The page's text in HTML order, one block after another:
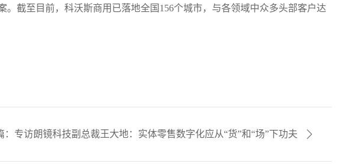
截至目前，科沃斯商用已落地全国156个城市，与各领域中众多头部客户达
：专访朗镜科技副总裁王大地：实体零售数字化应从“货”和“场”下功夫